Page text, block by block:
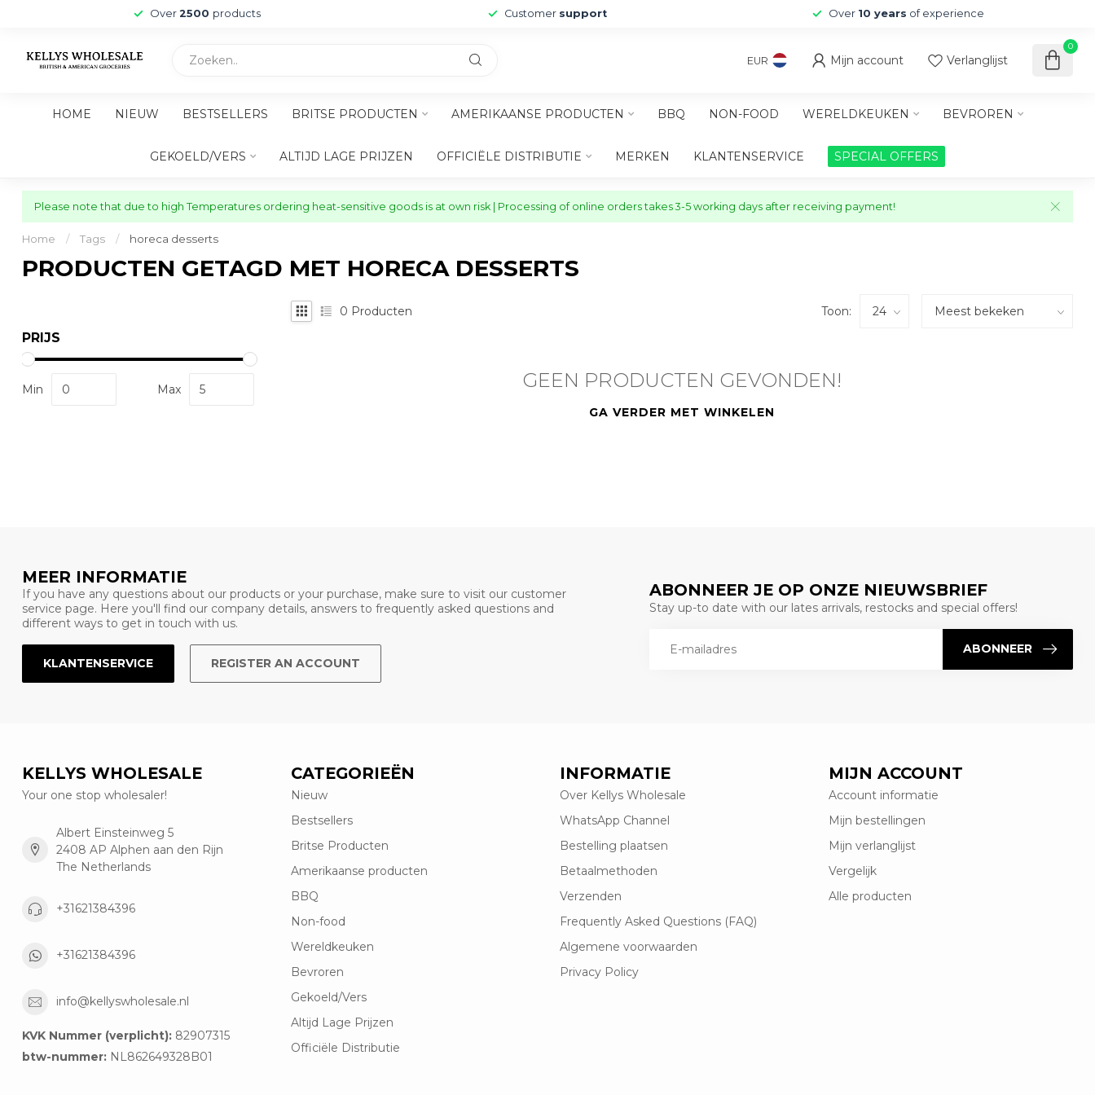
Over 2500 products Customer support Over 10 years of experience
EUR Mijn account Verlanglijst
0
HOME NIEUW BESTSELLERS BRITSE PRODUCTEN AMERIKAANSE PRODUCTEN BBQ NON-FOOD WERELDKEUKEN BEVROREN
GEKOELD/VERS ALTIJD LAGE PRIJZEN OFFICIËLE DISTRIBUTIE MERKEN KLANTENSERVICE SPECIAL OFFERS
Please note that due to high Temperatures ordering heat-sensitive goods is at own risk | Processing of online orders takes 3-5 working days after receiving payment!
Home / Tags / horeca desserts
PRODUCTEN GETAGD MET HORECA DESSERTS
PRIJS
Min Max
0 Producten Toon:
GEEN PRODUCTEN GEVONDEN!
GA VERDER MET WINKELEN
MEER INFORMATIE
If you have any questions about our products or your purchase, make sure to visit our customer
service page. Here you'll find our company details, answers to frequently asked questions and
different ways to get in touch with us.
KLANTENSERVICE REGISTER AN ACCOUNT
ABONNEER JE OP ONZE NIEUWSBRIEF
Stay up-to date with our lates arrivals, restocks and special offers!
ABONNEER
KELLYS WHOLESALE
Your one stop wholesaler!
Albert Einsteinweg 5
2408 AP Alphen aan den Rijn
The Netherlands
+31621384396
+31621384396
info@kellyswholesale.nl
KVK Nummer (verplicht): 82907315
btw-nummer: NL862649328B01
CATEGORIEËN
Nieuw
Bestsellers
Britse Producten
Amerikaanse producten
BBQ
Non-food
Wereldkeuken
Bevroren
Gekoeld/Vers
Altijd Lage Prijzen
Officiële Distributie
INFORMATIE
Over Kellys Wholesale
WhatsApp Channel
Bestelling plaatsen
Betaalmethoden
Verzenden
Frequently Asked Questions (FAQ)
Algemene voorwaarden
Privacy Policy
MIJN ACCOUNT
Account informatie
Mijn bestellingen
Mijn verlanglijst
Vergelijk
Alle producten